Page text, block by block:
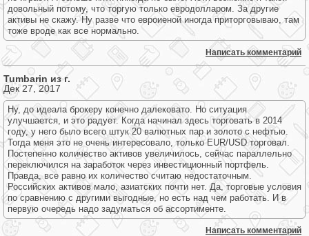
довольный потому, что торгую только евродолларом. За другие
активы не скажу. Ну разве что евроиеной иногда приторговываю, там
тоже вроде как все нормально.
Написать комментарий
Tumbarin из г.
Дек 27, 2017
Ну, до идеала брокеру конечно далековато. Но ситуация
улучшается, и это радует. Когда начинал здесь торговать в 2014
году, у него было всего штук 20 валютных пар и золото с нефтью.
Тогда меня это не очень интересовало, только EUR/USD торговал.
Постепенно количество активов увеличилось, сейчас параллельно
переключился на заработок через инвестиционный портфель.
Правда, все равно их количество считаю недостаточным.
Российских активов мало, азиатских почти нет. Да, торговые условия
по сравнению с другими выгодные, но есть над чем работать. И в
первую очередь надо задуматься об ассортименте.
Написать комментарий